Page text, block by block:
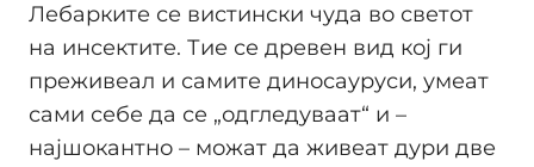
Лебарките се вистински чуда во светот
на инсектите. Тие се древен вид кој ги
преживеал и самите диносауруси, умеат
сами себе да се „одгледуваат“ и –
најшокантно – можат да живеат дури две